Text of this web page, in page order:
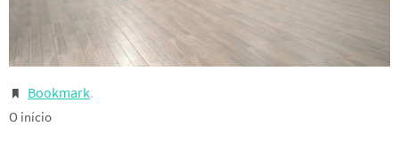
Bookmark.
O início